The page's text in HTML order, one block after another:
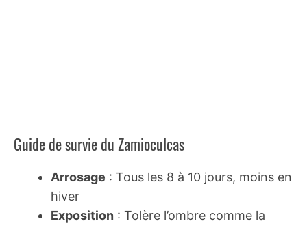
Guide de survie du Zamioculcas
Arrosage : Tous les 8 à 10 jours, moins en
hiver
Exposition : Tolère l’ombre comme la